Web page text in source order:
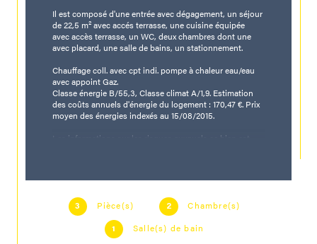
3 Pièce(s) 2 Chambre(s)
1 Salle(s) de bain
Il est composé d'une entrée avec dégagement, un séjour
de 22,5 m² avec accés terrasse, une cuisine équipée
avec accès terrasse, un WC, deux chambres dont une
avec placard, une salle de bains, un stationnement.
Chauffage coll. avec cpt indi. pompe à chaleur eau/eau
avec appoint Gaz.
Classe énergie B/55,3, Classe climat A/1,9. Estimation
des coûts annuels d'énergie du logement : 170,47 €. Prix
moyen des énergies indexés au 15/08/2015.
Les informations sur les risques auxquels ce bien est
Dépôt de garantie : 736,90 €
Honoraires charges locataires 619 € dont 193 € pour
l'état des lieux.